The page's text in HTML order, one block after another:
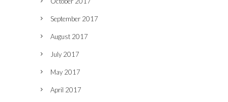
September 2017
August 2017
July 2017
May 2017
April 2017